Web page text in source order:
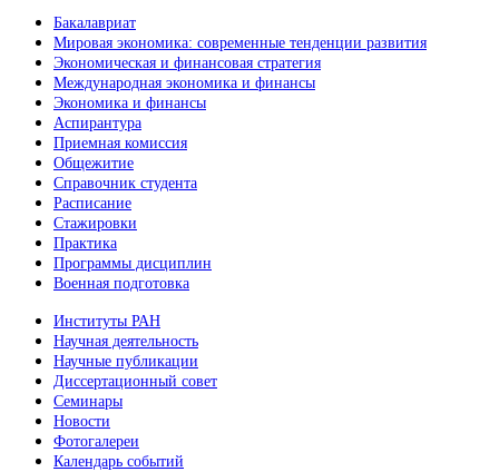
Бакалавриат
Мировая экономика: современные тенденции развития
Экономическая и финансовая стратегия
Международная экономика и финансы
Экономика и финансы
Аспирантура
Приемная комиссия
Общежитие
Справочник студента
Расписание
Стажировки
Практика
Программы дисциплин
Военная подготовка
Институты РАН
Научная деятельность
Научные публикации
Диссертационный совет
Семинары
Новости
Фотогалереи
Календарь событий